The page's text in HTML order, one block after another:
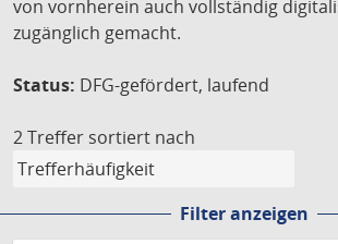
von vornherein auch vollständig
zugänglich gemacht.
Status: DFG-gefördert, laufend
2 Treffer sortiert nach
Filter anzeigen